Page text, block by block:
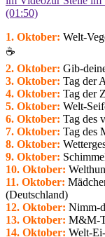
(01:50)
1. Oktober: Welt-
☕️
2. Oktober: Gib-
3. Oktober: Tag der
4. Oktober: Tag der
5. Oktober: Welt-
6. Oktober: Tag des
7. Oktober: Tag des
8. Oktober:
9. Oktober:
10. Oktober:
11. Oktober:
(Deutschland)
12. Oktober: Nimm-
13. Oktober: M&M-
14. Oktober: Welt-